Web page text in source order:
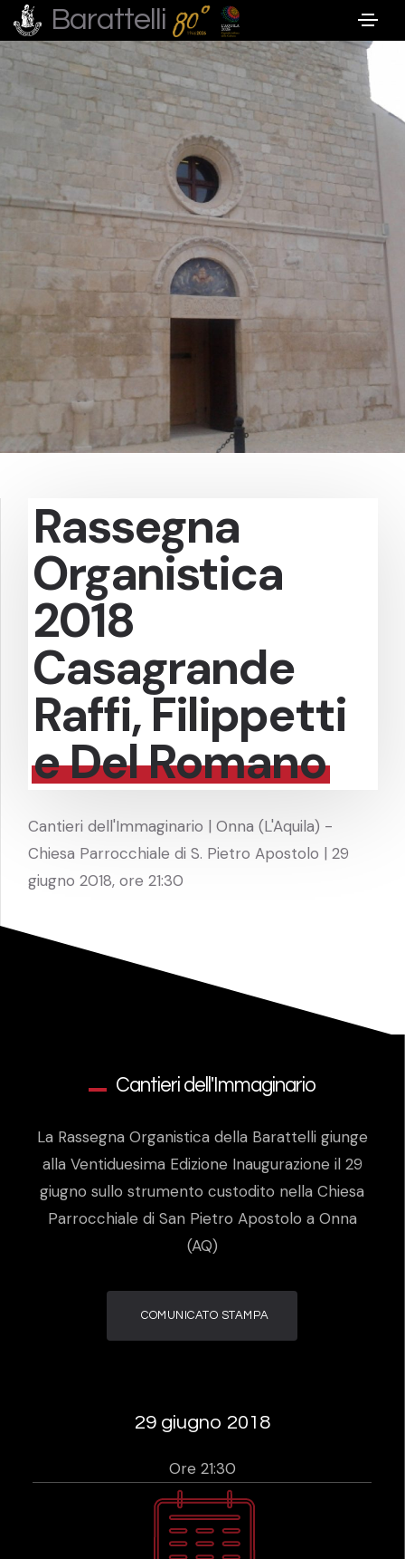
Barattelli
Rassegna
Organistica
2018
Casagrande
Raffi, Filippetti
e Del Romano
Cantieri dell'Immaginario | Onna (L'Aquila) -
Chiesa Parrocchiale di S. Pietro Apostolo | 29
giugno 2018, ore 21:30
Cantieri dell'Immaginario
La Rassegna Organistica della Barattelli giunge
alla Ventiduesima Edizione Inaugurazione il 29
giugno sullo strumento custodito nella Chiesa
Parrocchiale di San Pietro Apostolo a Onna
(AQ)
COMUNICATO STAMPA
29 giugno 2018
Ore 21:30